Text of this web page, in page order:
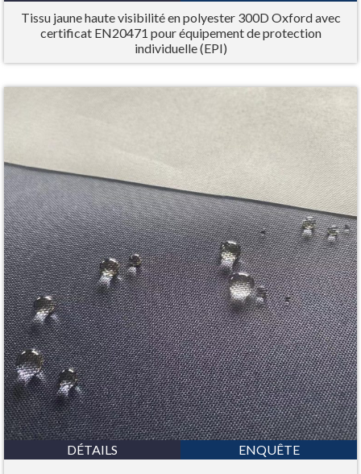
Tissu jaune haute visibilité en polyester 300D Oxford avec
certificat EN20471 pour équipement de protection
individuelle (EPI)
DÉTAILS ENQUÊTE